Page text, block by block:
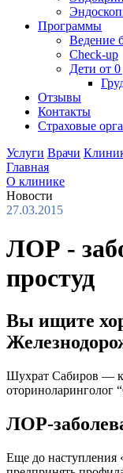
Программы
Ведение
Check-up
Дети от
Отзывы
Контакты
Страховые
Услуги Врачи
Главная
О клинике
Новости
27.03.2015
ЛОР -
простуд
Вы ищите
Шухрат Сабиров —
оториноларинголог
ЛОР-
Еще до наступления